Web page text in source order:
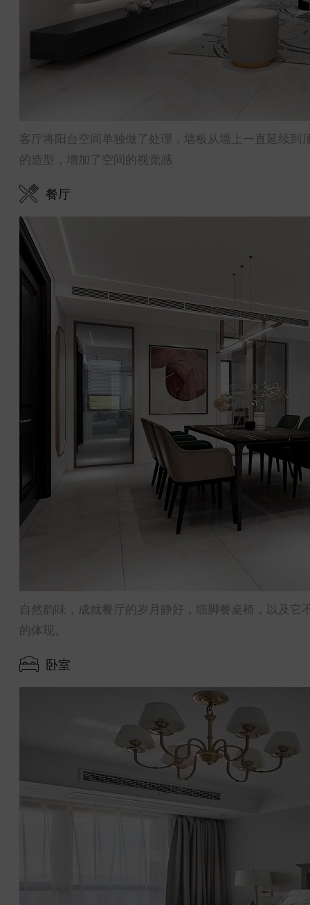
客厅将阳台空间单独做了处理，墙板从墙上一直延续
的造型，增加了空间的视觉感
餐厅
自然韵味，成就餐厅的岁月静好，细脚餐桌椅，以及
的体现。
卧室